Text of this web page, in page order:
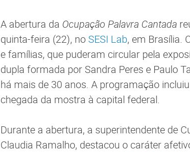
A abertura da Ocupação Palavra Cantada
quinta-feira (22), no SESI Lab, em Brasília.
e famílias, que puderam circular pela
dupla formada por Sandra Peres e Paulo
há mais de 30 anos. A programação
chegada da mostra à capital federal.
Durante a abertura, a superintendente de
Claudia Ramalho, destacou o caráter